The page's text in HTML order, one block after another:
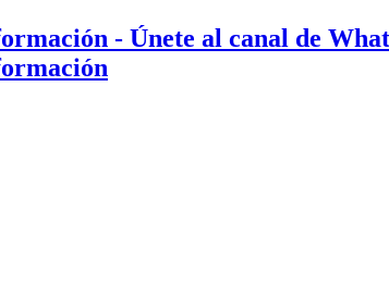
- Únete al canal de